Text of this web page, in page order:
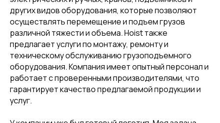
других видов оборудования, которые позволяют
осуществлять перемещение и подъем грузов
различной тяжести и объема. Hoist также
предлагает услуги по монтажу, ремонту и
техническому обслуживанию грузоподъемного
оборудования. Компания имеет опытный персонал и
работает с проверенными производителями, что
гарантирует качество предлагаемой продукции и
услуг.